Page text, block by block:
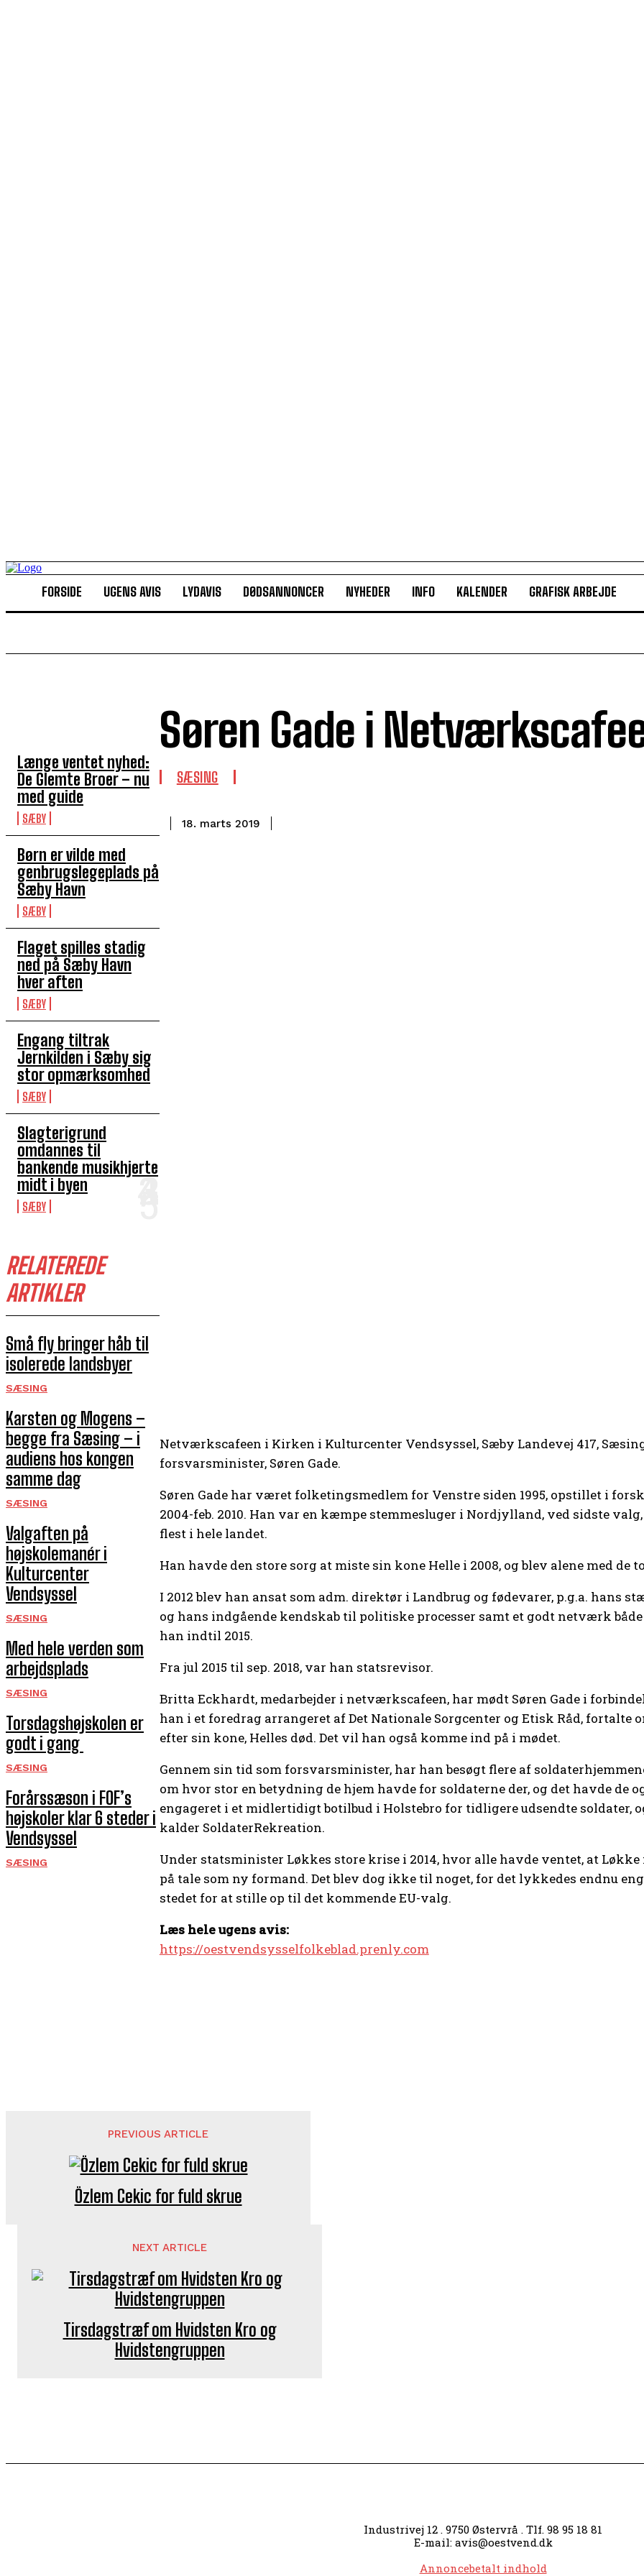
FORSIDE UGENS AVIS LYDAVIS DØDSANNONCER NYHEDER INFO KALENDER GRAFISK ARBEJDE
Længe ventet nyhed:
De Glemte Broer – nu
med guide
SÆBY
Børn er vilde med
genbrugslegeplads på
Sæby Havn
SÆBY
Flaget spilles stadig
ned på Sæby Havn
hver aften
SÆBY
Engang tiltrak
Jernkilden i Sæby sig
stor opmærksomhed
SÆBY
Slagterigrund
omdannes til
bankende musikhjerte
midt i byen
SÆBY
RELATEREDE
ARTIKLER
Små fly bringer håb til
isolerede landsbyer
SÆSING
Karsten og Mogens –
begge fra Sæsing – i
audiens hos kongen
samme dag
SÆSING
Valgaften på
højskolemanér i
Kulturcenter
Vendsyssel
SÆSING
Med hele verden som
arbejdsplads
SÆSING
Torsdagshøjskolen er
godt i gang
SÆSING
Forårssæson i FOF’s
højskoler klar 6 steder i
Vendsyssel
SÆSING
Søren Gade i
SÆSING
18. marts 2019
Netværkscafeen i Kirken i Kulturcenter Vendsyssel, Sæby Landevej 417,
forsvarsminister, Søren Gade.
Søren Gade har været folketingsmedlem for Venstre siden 1995, opstillet i
2004-feb. 2010. Han var en kæmpe stemmesluger i Nordjylland, ved sidste
flest i hele landet.
Han havde den store sorg at miste sin kone Helle i 2008, og blev alene med de
I 2012 blev han ansat som adm. direktør i Landbrug og fødevarer, p.g.a. hans
og hans indgående kendskab til politiske processer samt et godt netværk
han indtil 2015.
Fra jul 2015 til sep. 2018, var han statsrevisor.
Britta Eckhardt, medarbejder i netværkscafeen, har mødt Søren Gade i
han i et foredrag arrangeret af Det Nationale Sorgcenter og Etisk Råd,
efter sin kone, Helles død. Det vil han også komme ind på i mødet.
Gennem sin tid som forsvarsminister, har han besøgt flere af
om hvor stor en betydning de hjem havde for soldaterne der, og det havde de
engageret i et midlertidigt botilbud i Holstebro for tidligere udsendte soldater,
kalder SoldaterRekreation.
Under statsminister Løkkes store krise i 2014, hvor alle havde ventet, at
på tale som ny formand. Det blev dog ikke til noget, for det lykkedes endnu
stedet for at stille op til det kommende EU-valg.
Læs hele ugens avis:
https://oestvendsysselfolkeblad.prenly.com
PREVIOUS ARTICLE
Özlem Cekic for fuld skrue
NEXT ARTICLE
Tirsdagstræf om Hvidsten Kro og
Hvidstengruppen
Industrivej 12 . 9750 Østervrå . Tlf. 98 95 18 81
E-mail: avis@oestvend.dk
Annoncebetalt indhold